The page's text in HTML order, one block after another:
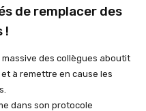
de remplacer des
!
des collègues aboutit
à remettre en cause les
dans son protocole